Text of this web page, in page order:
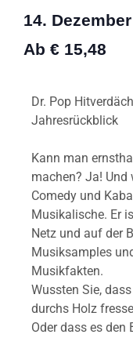
14. Dezember
Ab € 15,48
Dr. Pop
Jahresrückblick
Kann man
machen? Ja!
Comedy und
Musikalische. Er
Netz und auf der
Musiksamples
Musikfakten.
Wussten Sie,
durchs Holz
Oder dass es den